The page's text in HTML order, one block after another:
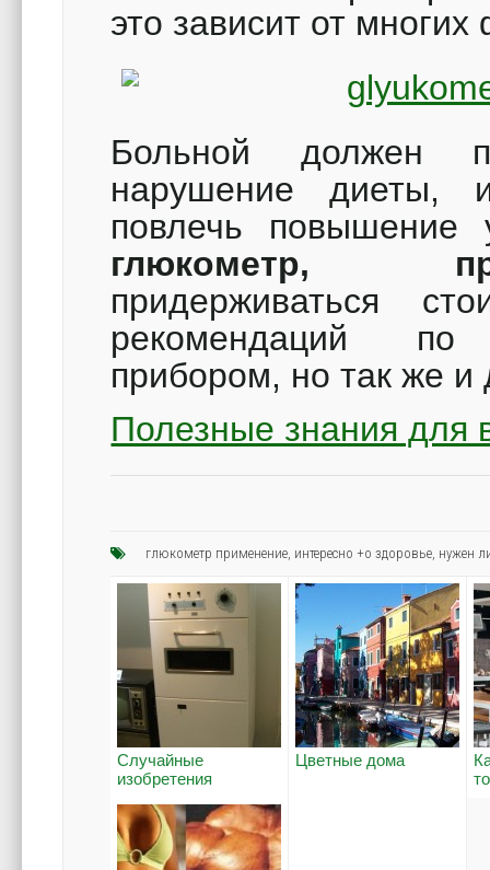
это зависит от многих
Больной должен
нарушение диеты,
повлечь
глюкометр,
придерживаться
рекомендаций по
прибором, но так же
Полезные знания для
глюкометр применение, интересно +о здоровье, нужен
Случайные
изобретения
Цветные дома